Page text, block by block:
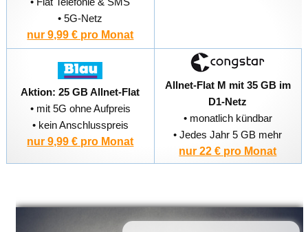
• 5G-Netz
nur 9,99 € pro Monat
Aktion: 25 GB Allnet-Flat
• mit 5G ohne Aufpreis
• kein Anschlusspreis
nur 9,99 € pro Monat
Allnet-Flat M mit 35 GB im
D1-Netz
• monatlich kündbar
• Jedes Jahr 5 GB mehr
nur 22 € pro Monat